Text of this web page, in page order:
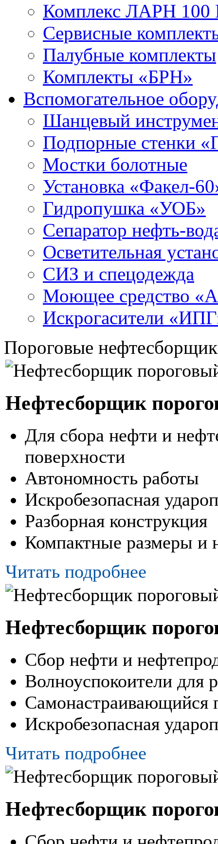
Комплекс ЛАРН 100
Сервисные
Палубные комплекты
Комплекты «БРН»
Вспомогательное
Шанцевый
Подпорные стенки
Мостки болотные
Установка «Факел-
Гидропушка «УОБ»
Сепаратор нефть-
Осветительная
СИЗ и спецодежда
Моющее средство
Искрогасители
Пороговые
Нефтесборщик
Для сбора нефти и
поверхности
Автономность работы
Искробезопасная
Разборная конструкция
Компактные размеры и
Читать подробнее
Нефтесборщик
Сбор нефти и
Волноуспокоители для
Самонастраивающийся
Искробезопасная
Читать подробнее
Нефтесборщик